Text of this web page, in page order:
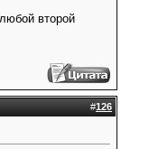
второй
#126